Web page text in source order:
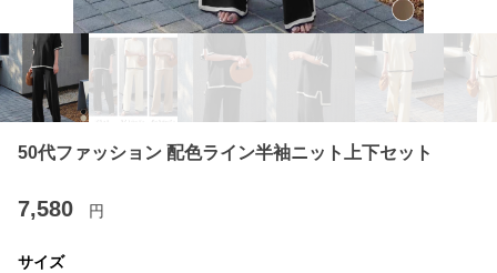
50代ファッション 配色ライン半袖ニット上下セット
7,580 円
サイズ